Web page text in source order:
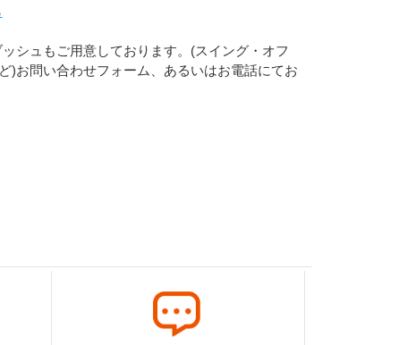
シュもご用意しております。(スイング・オフ
)お問い合わせフォーム、あるいはお電話にてお